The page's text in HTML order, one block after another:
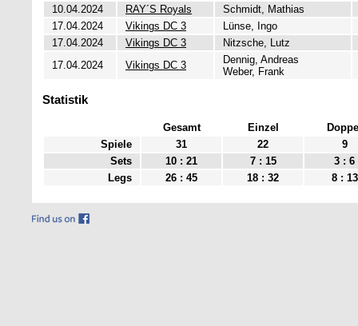
10.04.2024
RAY´S Royals
Schmidt, Mathias
17.04.2024
Vikings DC 3
Lünse, Ingo
17.04.2024
Vikings DC 3
Nitzsche, Lutz
17.04.2024
Vikings DC 3
Dennig, Andreas
Weber, Frank
Statistik
Gesamt Einzel
Spiele
31 22
9
Sets
10 : 21 7 : 15
3 : 6
Legs
26 : 45 18 : 32 8 : 13